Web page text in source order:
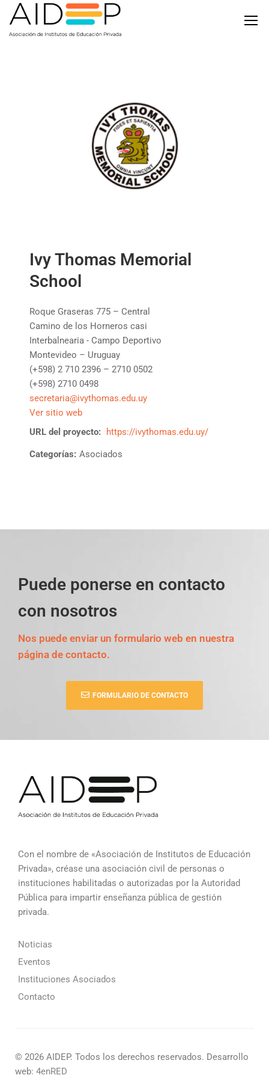
Ivy Thomas Memorial
School
Roque Graseras 775 – Central
Camino de los Horneros casi
Interbalnearia - Campo Deportivo
Montevideo – Uruguay
(+598) 2 710 2396 – 2710 0502
(+598) 2710 0498
secretaria@ivythomas.edu.uy
Ver sitio web
URL del proyecto:
https://ivythomas.edu.uy/
Categorías: Asociados
Puede ponerse en contacto
con nosotros
Nos puede enviar un formulario web en nuestra
página de contacto.
FORMULARIO DE CONTACTO
Con el nombre de «Asociación de Institutos de Educación
Privada», créase una asociación civil de personas o
instituciones habilitadas o autorizadas por la Autoridad
Pública para impartir enseñanza pública de gestión
privada.
Noticias
Eventos
Instituciones Asociados
Contacto
© 2026 AIDEP. Todos los derechos reservados. Desarrollo
web: 4enRED